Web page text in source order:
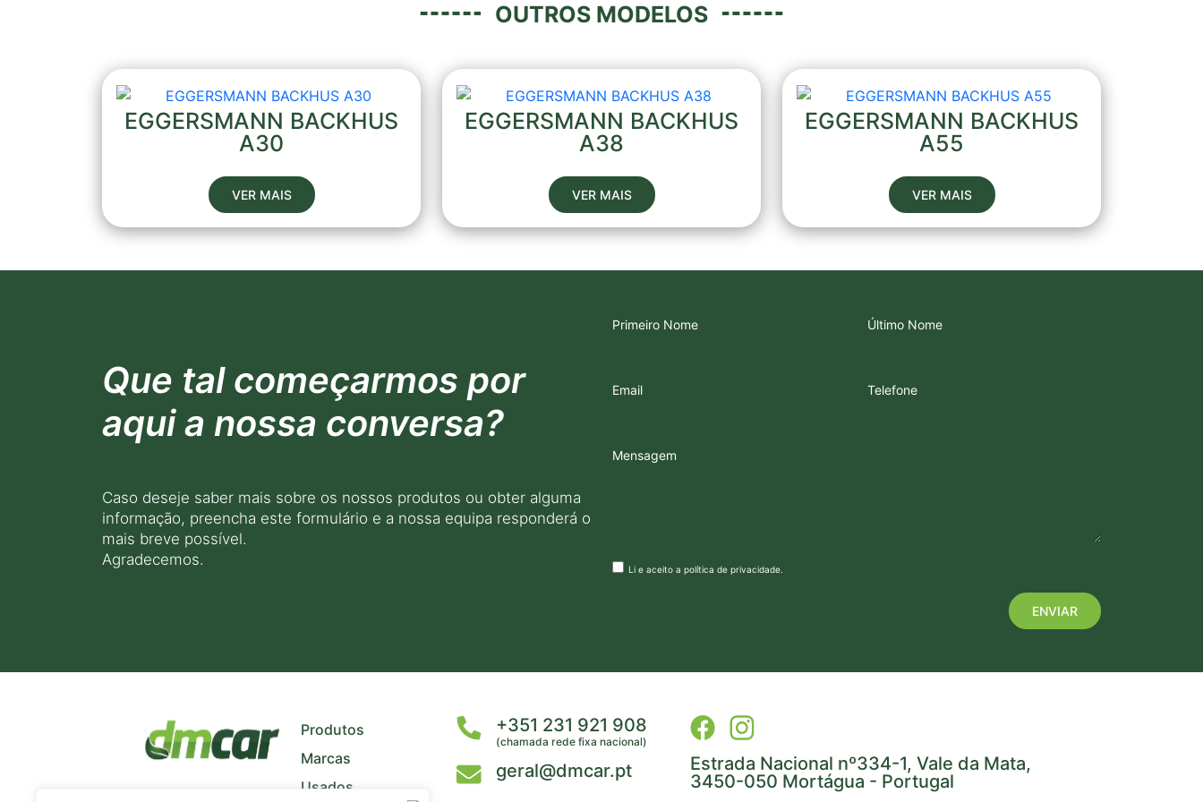
OUTROS MODELOS
EGGERSMANN BACKHUS
A30
VER MAIS
EGGERSMANN BACKHUS
A38
VER MAIS
EGGERSMANN BACKHUS
A55
VER MAIS
Que tal começarmos por
aqui a nossa conversa?
Caso deseje saber mais sobre os nossos produtos ou obter alguma
informação, preencha este formulário e a nossa equipa responderá o
mais breve possível.
Agradecemos.
Primeiro Nome Último Nome
Email Telefone
Mensagem
Li e aceito a política de privacidade
Produtos
Marcas
Usados
+351 231 921 908
(chamada rede fixa nacional)
geral@dmcar.pt
Estrada Nacional nº334-1, Vale da Mata,
3450-050 Mortágua - Portugal